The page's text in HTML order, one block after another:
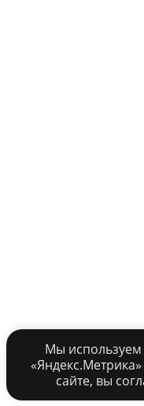
Мы используем
сайте, вы